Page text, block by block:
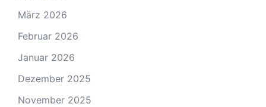
März 2026
Februar 2026
Januar 2026
Dezember 2025
November 2025